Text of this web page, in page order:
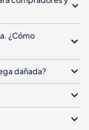
¿Cómo
dañada?